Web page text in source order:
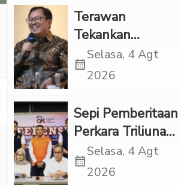
Kekerasan
Terawan
Tekankan
Pentingnya
Inovasi
di “Indonesian
Brain Forum
2026 UPN
Veteran Jakarta”
calendar_month
Selasa, 4 Agt
2026
Sepi Pemberitaan
Perkara Triliunan
Rupiah Investree,
Ternyata Sudah
calendar_month
Selasa, 4 Agt
2026